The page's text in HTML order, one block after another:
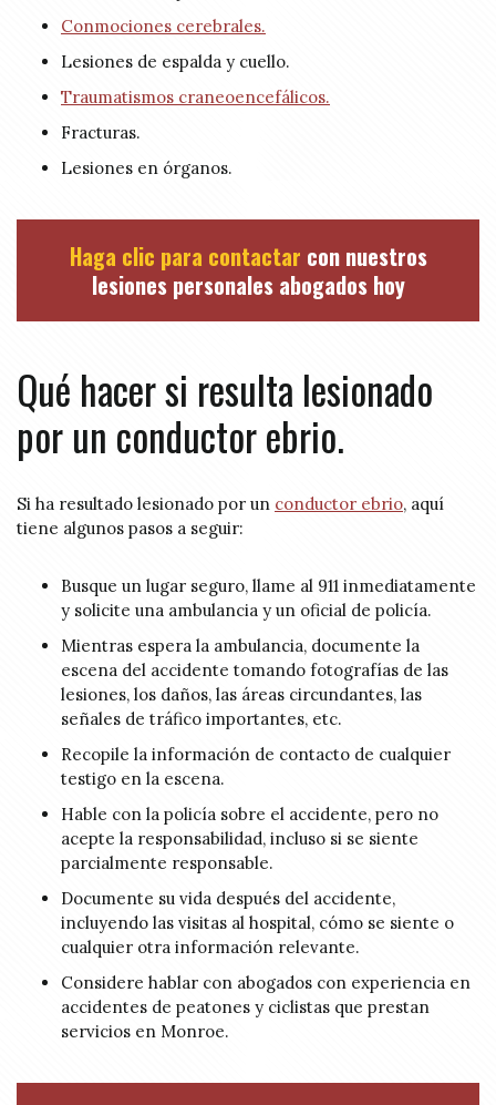
Conmociones cerebrales.
Lesiones de espalda y cuello.
Traumatismos craneoencefálicos.
Fracturas.
Lesiones en órganos.
Haga clic para contactar con nuestros
lesiones personales abogados hoy
Qué hacer si resulta lesionado
por un conductor ebrio.
Si ha resultado lesionado por un conductor ebrio, aquí
tiene algunos pasos a seguir:
Busque un lugar seguro, llame al 911 inmediatamente
y solicite una ambulancia y un oficial de policía.
Mientras espera la ambulancia, documente la
escena del accidente tomando fotografías de las
lesiones, los daños, las áreas circundantes, las
señales de tráfico importantes, etc.
Recopile la información de contacto de cualquier
testigo en la escena.
Hable con la policía sobre el accidente, pero no
acepte la responsabilidad, incluso si se siente
parcialmente responsable.
Documente su vida después del accidente,
incluyendo las visitas al hospital, cómo se siente o
cualquier otra información relevante.
Considere hablar con abogados con experiencia en
accidentes de peatones y ciclistas que prestan
servicios en Monroe.